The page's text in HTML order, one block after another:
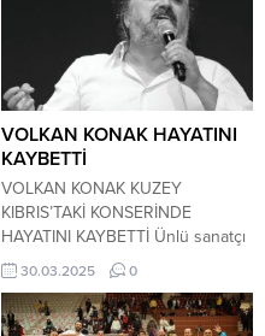
Antalya Büyükşehir Belediye
Meclis Üyesi Hür Diren Dağ’ın
paylaşımının altına yazıldığı öne
sürülen ifadeler sonrası
kamuoyunda oluşan tepki
büyürken, Dağ’dan da dikkat
çeken bir açıklama geldi....
VOLKAN KONAK HAYATINI
KAYBETTİ
VOLKAN KONAK KUZEY
KIBRIS’TAKİ KONSERİNDE
HAYATINI KAYBETTİ Ünlü sanatçı
Volkan Konak, bayram programı
kapsamında sahne aldığı Kuzey
Kıbrıs’taki Grand Sapphire Resort
30.03.2025 0